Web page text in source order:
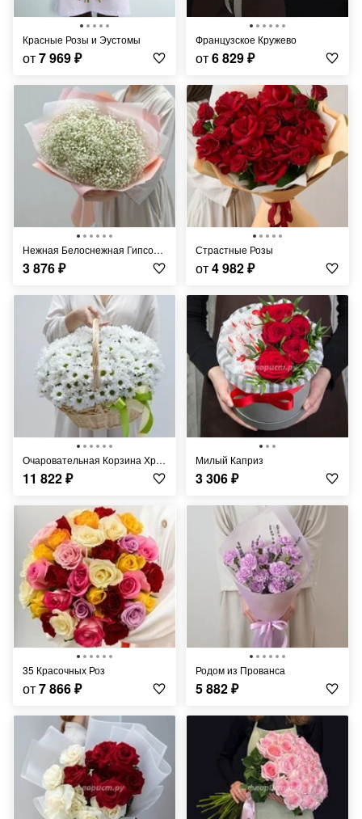
Красные Розы и Эустомы
от7 969₽
Французское Кружево
от6 829₽
Нежная Белоснежная Гипсофила
3 876₽
Страстные Розы
от4 982₽
Очаровательная Корзина Хризантем
11 822₽
Милый Каприз
3 306₽
35 Красочных Роз
от7 866₽
Родом из Прованса
5 882₽